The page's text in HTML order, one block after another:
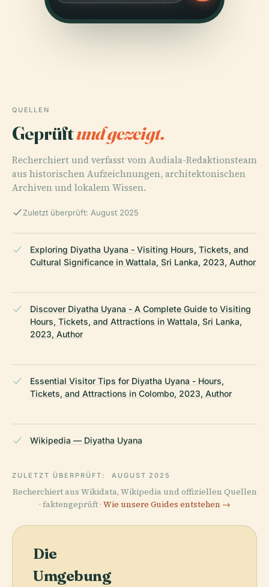
QUELLEN
Geprüftund gezeigt.
Recherchiert und verfasst vom Audiala-Redaktionsteam
aus historischen Aufzeichnungen, architektonischen
Archiven und lokalem Wissen.
Zuletzt überprüft: August 2025
Exploring Diyatha Uyana - Visiting Hours, Tickets, and
Cultural Significance in Wattala, Sri Lanka, 2023, Author
Discover Diyatha Uyana - A Complete Guide to Visiting
Hours, Tickets, and Attractions in Wattala, Sri Lanka,
2023, Author
Essential Visitor Tips for Diyatha Uyana - Hours,
Tickets, and Attractions in Colombo, 2023, Author
Wikipedia — Diyatha Uyana
ZULETZT ÜBERPRÜFT: AUGUST 2025
Recherchiert aus Wikidata, Wikipedia und offiziellen Quellen
· faktengeprüft · Wie unsere Guides entstehen →
Die
Umgebung